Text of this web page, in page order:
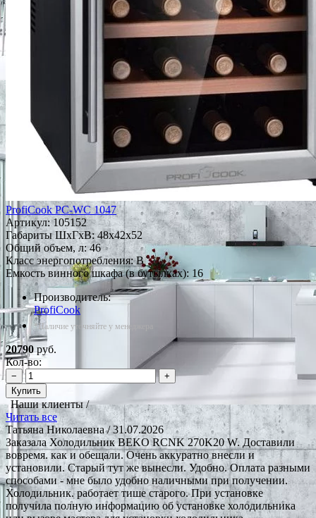
ProfiCook PC-WC 1047
Артикул:105152
Габариты ШxГxВ: 48x42x52
Общий объем, л: 46
Класс энергопотребления: B
Емкость винного шкафа (в бутылках): 16
Производитель:
ProfiCook
*Наличие уточняйте у менеджера
20790 руб.
Кол-во:
−
+
Купить
Наши клиенты /
Читать все
Татьяна Николаевна/ 31.07.2026
Заказала Холодильник BEKO RCNK 270K20 W. Доставили
вовремя. как и обещали. Очень аккуратно внесли и
установили. Старый тут же вынесли. Удобно. Оплата разными
способами - мне было удобно наличными при получении.
Холодильник. работает тише старого. При установке
получила полную информацию об установке холодильника